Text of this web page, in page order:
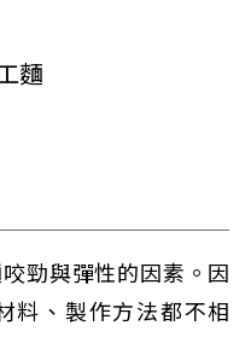
麵
勁與彈性的因素。因
料、製作方法都不相